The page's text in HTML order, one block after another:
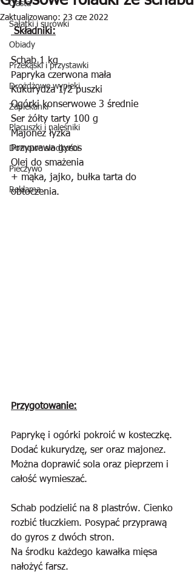
Ciasta
Sałatki i surówki
Obiady
Przekąski i przystawki
Drożdżowe wypieki
Zapiekanki
Placuszki i naleśniki
Domowe słodkości
Pieczywo
Reklama
Zaktualizowano: 23 cze 2022
Składniki:
Schab 1 kg
Papryka czerwona mała
Kukurydza 1/2 puszki
Ogórki konserwowe 3 średnie
Ser żółty tarty 100 g
Majonez łyżka
Przyprawa gyros
Olej do smażenia
+ mąka, jajko, bułka tarta do
obtoczenia.
Przygotowanie:
Paprykę i ogórki pokroić w kosteczkę.
Dodać kukurydzę, ser oraz majonez.
Można doprawić sola oraz pieprzem i
całość wymieszać.
Schab podzielić na 8 plastrów. Cienko
rozbić tłuczkiem. Posypać przyprawą
do gyros z dwóch stron.
Na środku każdego kawałka mięsa
nałożyć farsz.